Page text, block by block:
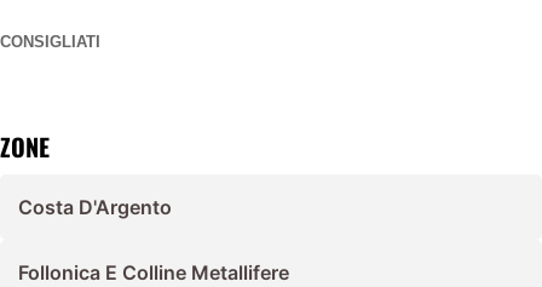
CONSIGLIATI
ZONE
Costa D'Argento
Follonica E Colline Metallifere